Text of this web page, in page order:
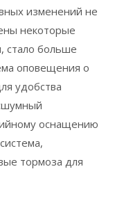
изменений не
некоторые
стало больше
оповещения о
удобства
оснащению
тормоза для